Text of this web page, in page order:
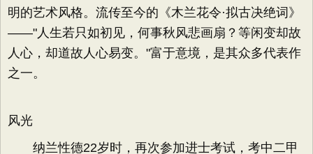
明的艺术风格。流传至今的《木兰花令·拟古决绝词》
——"人生若只如初见，何事秋风悲画扇？等闲变却故
人心，却道故人心易变。"富于意境，是其众多代表作
之一。
风光
纳兰性德22岁时，再次参加进士考试，考中二甲